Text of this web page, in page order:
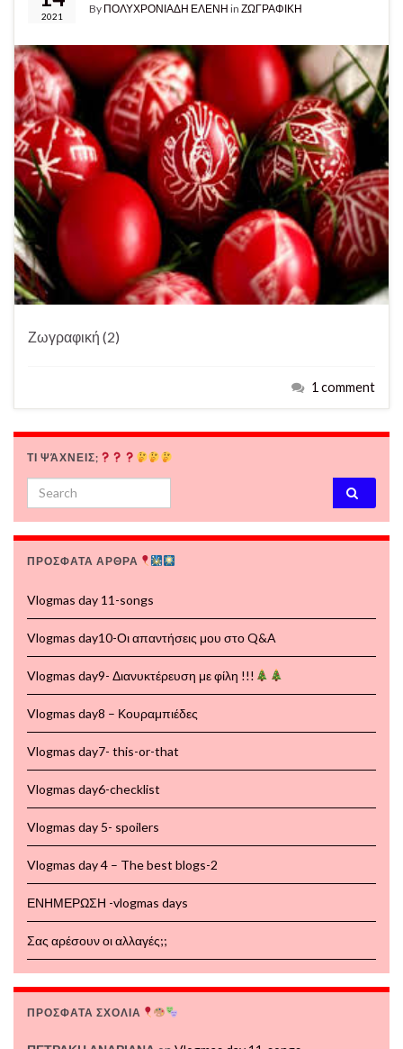
2021
By ΠΟΛΥΧΡΟΝΙΑΔΗ ΕΛΕΝΗ in ΖΩΓΡΑΦΙΚΗ
Ζωγραφική (2)
1 comment
ΤΙ ΨΆΧΝΕΙΣ;
Search for:
ΠΡΟΣΦΑΤΑ ΑΡΘΡΑ
Vlogmas day 11-songs
Vlogmas day10-Οι απαντήσεις μου στο Q&A
Vlogmas day9- Διανυκτέρευση με φίλη !!!
Vlogmas day8 – Κουραμπιέδες
Vlogmas day7- this-or-that
Vlogmas day6-checklist
Vlogmas day 5- spoilers
Vlogmas day 4 – The best blogs-2
ΕΝΗΜΕΡΩΣΗ -vlogmas days
Σας αρέσουν οι αλλαγές;;
ΠΡΟΣΦΑΤΑ ΣΧΟΛΙΑ